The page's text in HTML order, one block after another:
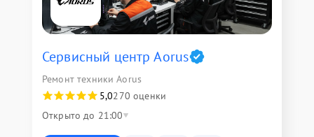
Сервисный центр Aorus
Ремонт техники Aorus
5,0270 оценки
Открыто до 21:00